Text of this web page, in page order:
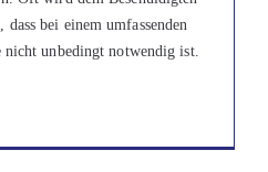
dass bei einem umfassenden
nicht unbedingt notwendig ist.